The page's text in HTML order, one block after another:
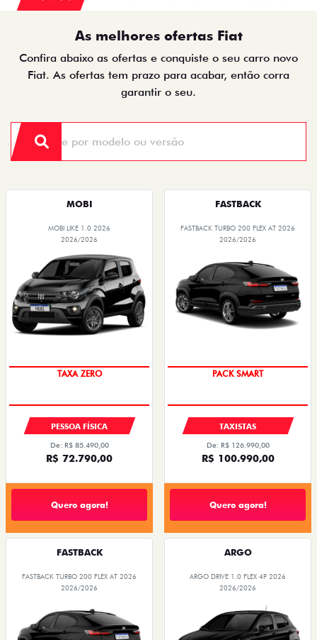
As melhores ofertas Fiat
Confira abaixo as ofertas e conquiste o seu carro novo
Fiat. As ofertas tem prazo para acabar, então corra
garantir o seu.
MOBI
MOBI LIKE 1.0 2026
2026/2026
TAXA ZERO
PESSOA FÍSICA
De: R$ 85.490,00
R$ 72.790,00
Quero agora!
FASTBACK
FASTBACK TURBO 200 FLEX AT 2026
2026/2026
PACK SMART
TAXISTAS
De: R$ 126.990,00
R$ 100.990,00
Quero agora!
FASTBACK
FASTBACK TURBO 200 FLEX AT 2026
2026/2026
ARGO
ARGO DRIVE 1.0 FLEX 4P 2026
2026/2026